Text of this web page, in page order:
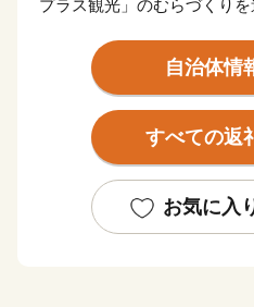
プラス観光」のむらづくり
れます。村の平均気温は11
タースポーツも楽しめます
受けて作られるお米、野菜
村の自然の恵みを守り続け
*********************寄付の前
自治体情
すべての返
お気に入